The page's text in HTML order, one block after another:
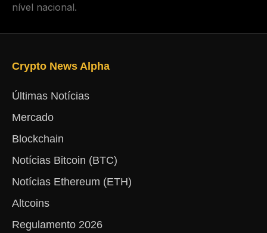
nível nacional.
Crypto News Alpha
Últimas Notícias
Mercado
Blockchain
Notícias Bitcoin (BTC)
Notícias Ethereum (ETH)
Altcoins
Regulamento 2026